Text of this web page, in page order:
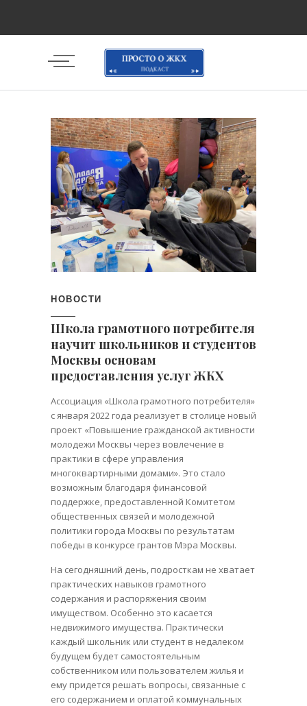
НОВОСТИ
Школа грамотного потребителя
научит школьников и студентов
Москвы основам
предоставления услуг ЖКХ
Ассоциация «Школа грамотного потребителя»
с января 2022 года реализует в столице новый
проект «Повышение гражданской активности
молодежи Москвы через вовлечение в
практики в сфере управления
многоквартирными домами». Это стало
возможным благодаря финансовой
поддержке, предоставленной Комитетом
общественных связей и молодежной
политики города Москвы по результатам
победы в конкурсе грантов Мэра Москвы.
На сегодняшний день, подросткам не хватает
практических навыков грамотного
содержания и распоряжения своим
имуществом. Особенно это касается
недвижимого имущества. Практически
каждый школьник или студент в недалеком
будущем будет самостоятельным
собственником или пользователем жилья и
ему придется решать вопросы, связанные с
его содержанием и оплатой коммунальных